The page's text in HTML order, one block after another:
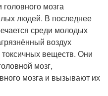
мозга
людей. В последнее
среди молодых
воздух
веществ. Они
мозг,
мозга и вызывают их